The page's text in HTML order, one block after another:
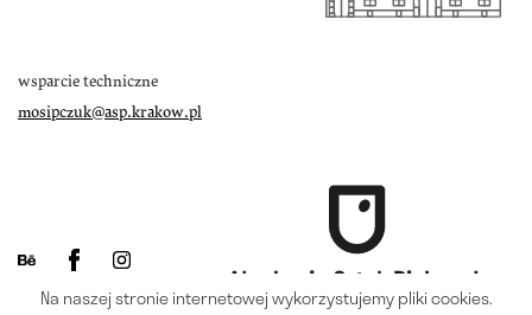
wsparcie techniczne
mosipczuk@asp.krakow.pl
Na naszej stronie internetowej wykorzystujemy pliki cookies.